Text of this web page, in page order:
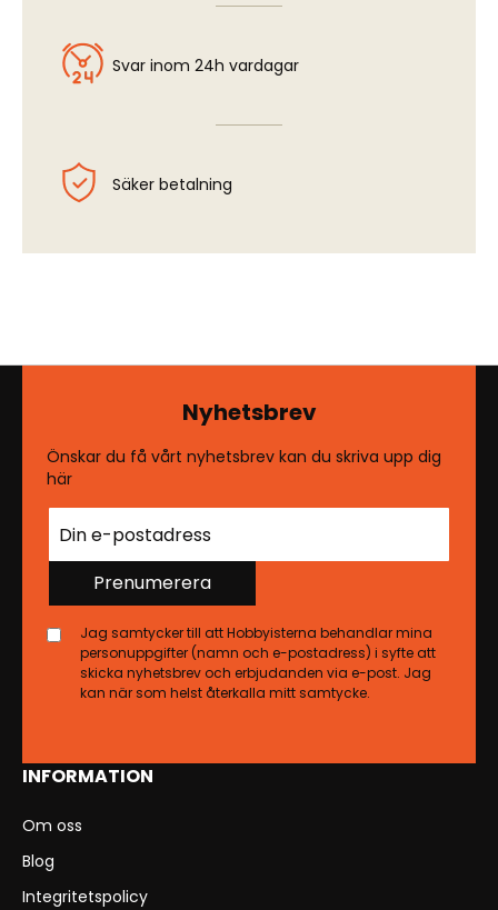
Svar inom 24h vardagar
Säker betalning
INFORMATION
Om oss
Blog
Integritetspolicy
Nyhetsbrev
Önskar du få vårt nyhetsbrev kan du skriva upp dig
här
Prenumerera
Jag samtycker till att Hobbyisterna behandlar mina
personuppgifter (namn och e-postadress) i syfte att
skicka nyhetsbrev och erbjudanden via e-post. Jag
kan när som helst återkalla mitt samtycke.